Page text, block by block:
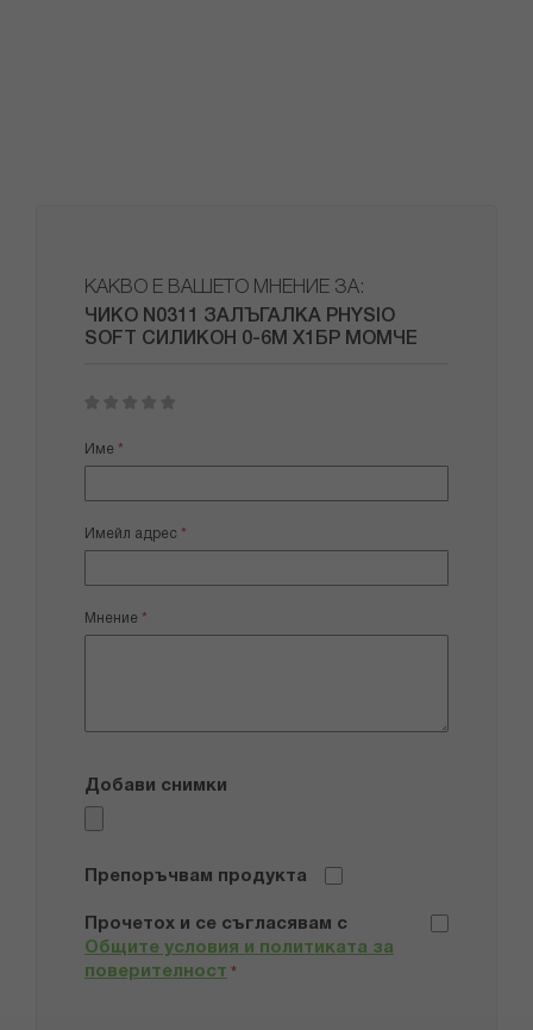
КАКВО Е ВАШЕТО МНЕНИЕ ЗА:
ЧИКО N0311 ЗАЛЪГАЛКА PHYSIO
SOFT СИЛИКОН 0-6М Х1БР МОМЧЕ
star
stars
stars
stars
stars
Име
Имейл адрес
Мнение
Добави снимки
Препоръчвам продукта
Прочетох и се съгласявам с
Общите условия и политиката за
поверителност *